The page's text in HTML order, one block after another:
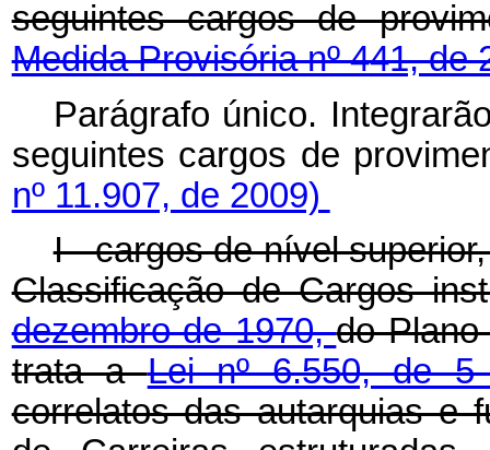
seguintes cargos de
Medida Provisória nº 441, de
Parágrafo único.
seguintes cargos de
nº 11.907, de 2009)
I - cargos de nível
Classificação de Cargos
dezembro de 1970,do
trata aLei nº 6.550, de
correlatos das autarquias e